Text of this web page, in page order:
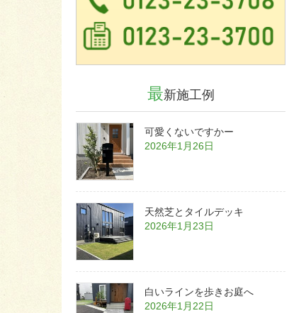
最新施工例
可愛くないですかー
2026年1月26日
天然芝とタイルデッキ
2026年1月23日
白いラインを歩きお庭へ
2026年1月22日